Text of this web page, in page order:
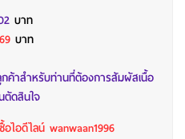
บาท
บาท
ค้าสำหรับท่านที่ต้องการสัมผัสเนื้อ
ดสินใจ
ไอดีไลน์ wanwaan1996